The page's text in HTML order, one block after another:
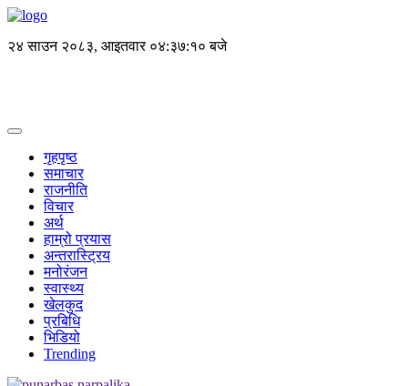
२४ साउन २०८३, आइतवार ०४:३७:१० बजे
गृहपृष्ठ
समाचार
राजनीति
विचार
अर्थ
हाम्रो प्रयास
अन्तरास्ट्रिय
मनोरंजन
स्वास्थ्य
खेलकुद
प्रबिधि
भिडियो
Trending